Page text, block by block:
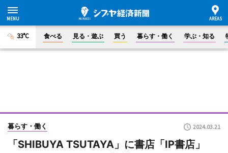
33°C 食べる 見る・遊ぶ 買う 暮らす・働く 学ぶ・知る
暮らす・働く 2024.03.21
「SHIBUYA TSUTAYA」に書店「IP書店」